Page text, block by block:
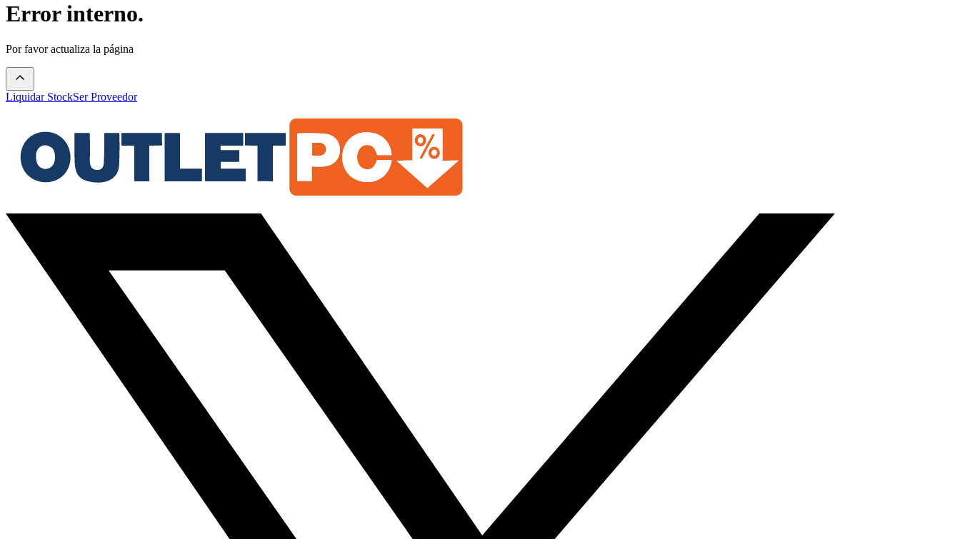
Error interno.
Por favor actualiza la página
Liquidar StockSer Proveedor